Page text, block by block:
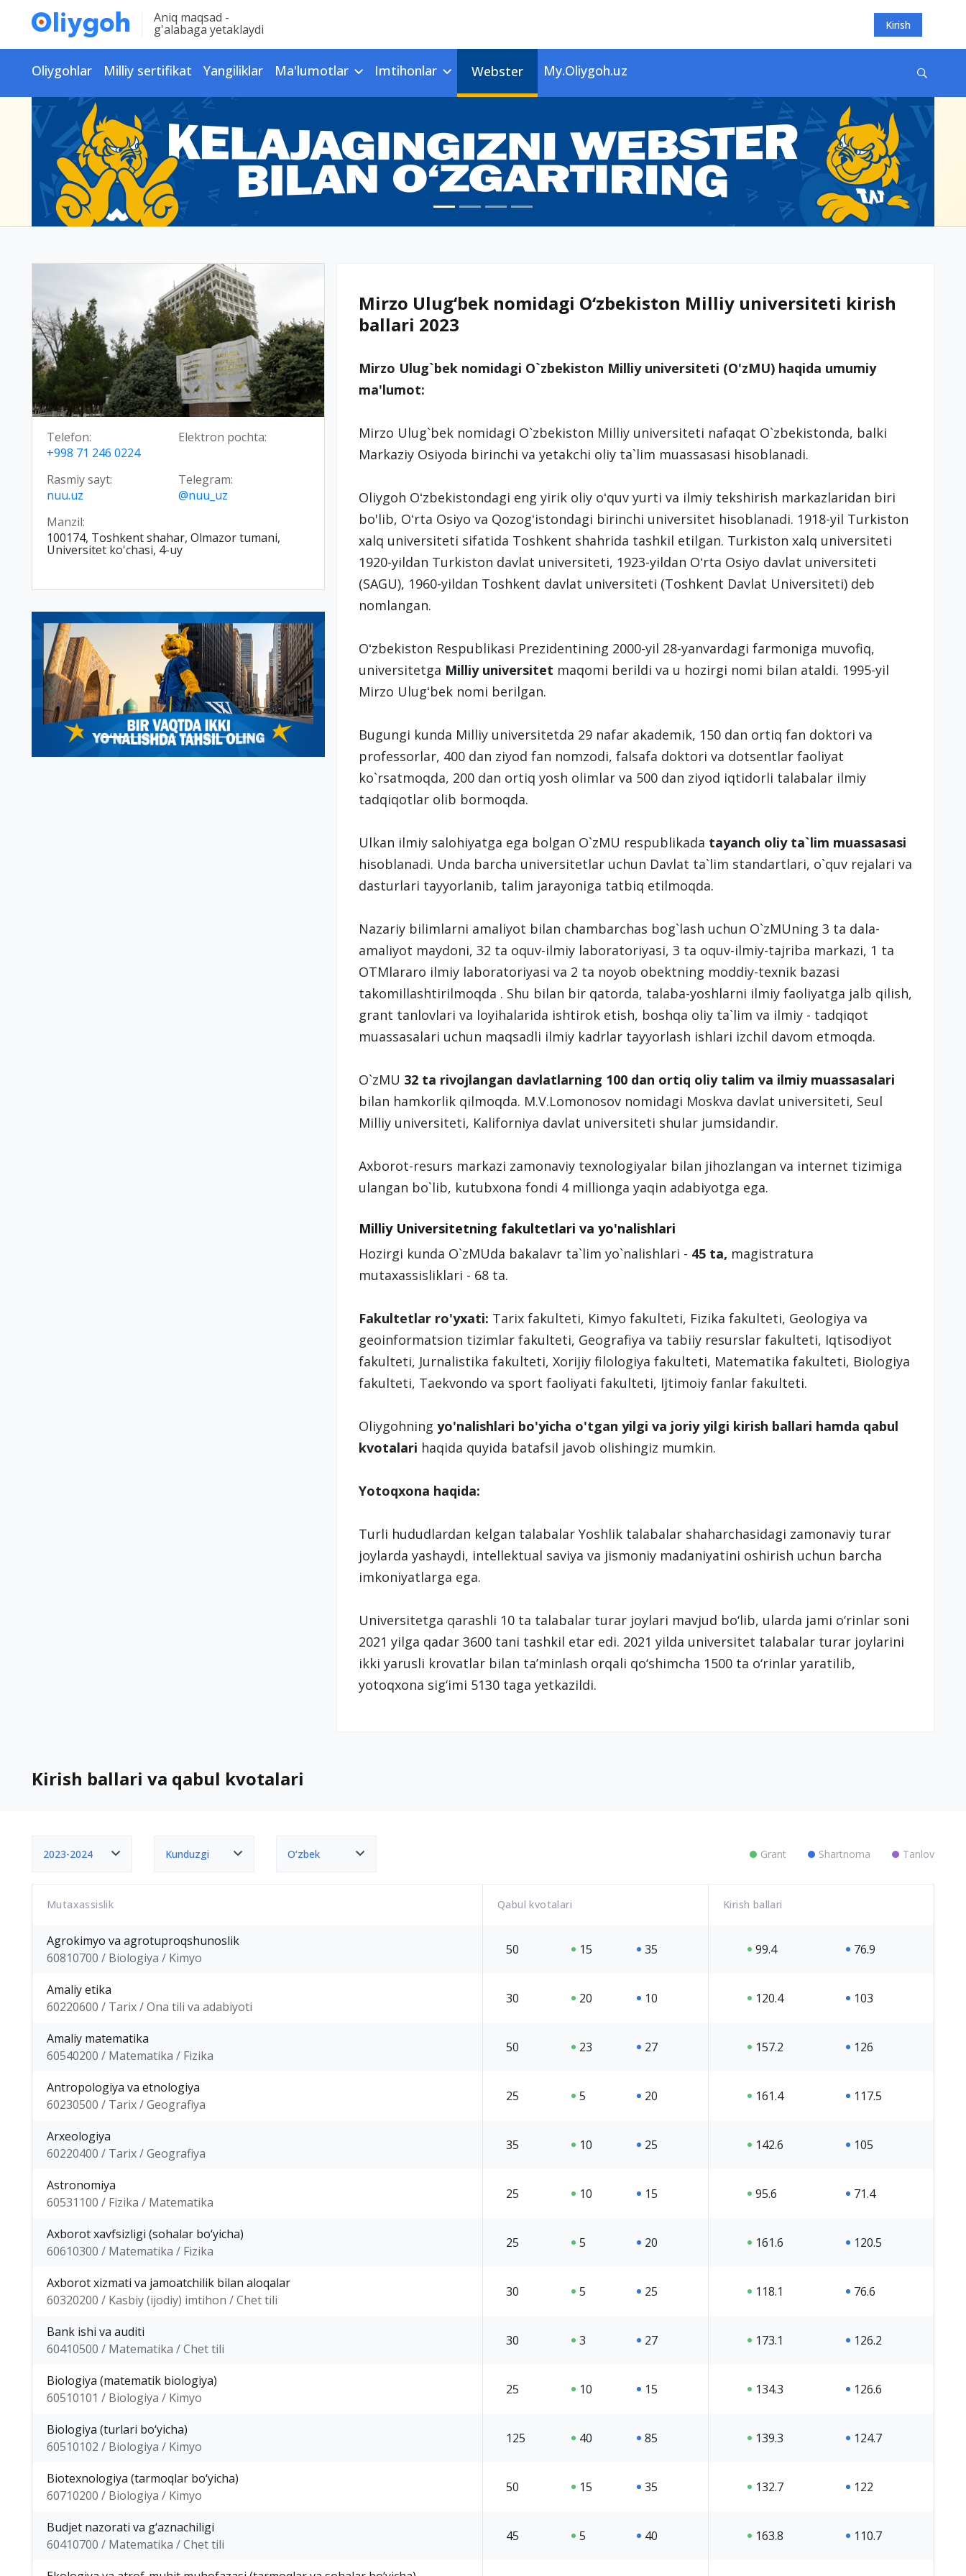
Aniq maqsad -
g'alabaga yetaklaydi Kirish
Oliygohlar Milliy sertifikat Yangiliklar Ma'lumotlar Imtihonlar Webster My.Oliygoh.uz
Telefon:
+998 71 246 0224
Elektron pochta:
Rasmiy sayt:
nuu.uz
Telegram:
@nuu_uz
Manzil:
100174, Toshkent shahar, Olmazor tumani,
Universitet ko'chasi, 4-uy
Mirzo Ulug‘bek nomidagi O‘zbekiston Milliy universiteti kirish
ballari 2023
Mirzo Ulug`bek nomidagi O`zbekiston Milliy universiteti (O'zMU) haqida umumiy
ma'lumot:
Mirzo Ulug`bek nomidagi O`zbekiston Milliy universiteti nafaqat O`zbekistonda, balki
Markaziy Osiyoda birinchi va yetakchi oliy ta`lim muassasasi hisoblanadi.
Oliygoh Oʻzbekistondagi eng yirik oliy oʻquv yurti va ilmiy tekshirish markazlaridan biri
bo'lib, Oʻrta Osiyo va Qozogʻistondagi birinchi universitet hisoblanadi. 1918-yil Turkiston
xalq universiteti sifatida Toshkent shahrida tashkil etilgan. Turkiston xalq universiteti
1920-yildan Turkiston davlat universiteti, 1923-yildan Oʻrta Osiyo davlat universiteti
(SAGU), 1960-yildan Toshkent davlat universiteti (Toshkent Davlat Universiteti) deb
nomlangan.
Oʻzbekiston Respublikasi Prezidentining 2000-yil 28-yanvardagi farmoniga muvofiq,
universitetga Milliy universitet maqomi berildi va u hozirgi nomi bilan ataldi. 1995-yil
Mirzo Ulugʻbek nomi berilgan.
Bugungi kunda Milliy universitetda 29 nafar akademik, 150 dan ortiq fan doktori va
professorlar, 400 dan ziyod fan nomzodi, falsafa doktori va dotsentlar faoliyat
ko`rsatmoqda, 200 dan ortiq yosh olimlar va 500 dan ziyod iqtidorli talabalar ilmiy
tadqiqotlar olib bormoqda.
Ulkan ilmiy salohiyatga ega bolgan O`zMU respublikada tayanch oliy ta`lim muassasasi
hisoblanadi. Unda barcha universitetlar uchun Davlat ta`lim standartlari, o`quv rejalari va
dasturlari tayyorlanib, talim jarayoniga tatbiq etilmoqda.
Nazariy bilimlarni amaliyot bilan chambarchas bog`lash uchun O`zMUning 3 ta dala-
amaliyot maydoni, 32 ta oquv-ilmiy laboratoriyasi, 3 ta oquv-ilmiy-tajriba markazi, 1 ta
OTMlararo ilmiy laboratoriyasi va 2 ta noyob obektning moddiy-texnik bazasi
takomillashtirilmoqda . Shu bilan bir qatorda, talaba-yoshlarni ilmiy faoliyatga jalb qilish,
grant tanlovlari va loyihalarida ishtirok etish, boshqa oliy ta`lim va ilmiy - tadqiqot
muassasalari uchun maqsadli ilmiy kadrlar tayyorlash ishlari izchil davom etmoqda.
O`zMU 32 ta rivojlangan davlatlarning 100 dan ortiq oliy talim va ilmiy muassasalari
bilan hamkorlik qilmoqda. M.V.Lomonosov nomidagi Moskva davlat universiteti, Seul
Milliy universiteti, Kaliforniya davlat universiteti shular jumsidandir.
Axborot-resurs markazi zamonaviy texnologiyalar bilan jihozlangan va internet tizimiga
ulangan bo`lib, kutubxona fondi 4 millionga yaqin adabiyotga ega.
Milliy Universitetning fakultetlari va yo'nalishlari
Hozirgi kunda O`zMUda bakalavr ta`lim yo`nalishlari - 45 ta, magistratura
mutaxassisliklari - 68 ta.
Fakultetlar ro'yxati: Tarix fakulteti, Kimyo fakulteti, Fizika fakulteti, Geologiya va
geoinformatsion tizimlar fakulteti, Geografiya va tabiiy resurslar fakulteti, Iqtisodiyot
fakulteti, Jurnalistika fakulteti, Xorijiy filologiya fakulteti, Matematika fakulteti, Biologiya
fakulteti, Taekvondo va sport faoliyati fakulteti, Ijtimoiy fanlar fakulteti.
Oliygohning yo'nalishlari bo'yicha o'tgan yilgi va joriy yilgi kirish ballari hamda qabul
kvotalari haqida quyida batafsil javob olishingiz mumkin.
Yotoqxona haqida:
Turli hududlardan kelgan talabalar Yoshlik talabalar shaharchasidagi zamonaviy turar
joylarda yashaydi, intellektual saviya va jismoniy madaniyatini oshirish uchun barcha
imkoniyatlarga ega.
Universitetga qarashli 10 ta talabalar turar joylari mavjud bo‘lib, ularda jami o‘rinlar soni
2021 yilga qadar 3600 tani tashkil etar edi. 2021 yilda universitet talabalar turar joylarini
ikki yarusli krovatlar bilan ta’minlash orqali qo‘shimcha 1500 ta o‘rinlar yaratilib,
yotoqxona sig‘imi 5130 taga yetkazildi.
Kirish ballari va qabul kvotalari
2023-2024 Kunduzgi O‘zbek Grant Shartnoma Tanlov
Mutaxassislik Qabul kvotalari Kirish ballari
Agrokimyo va agrotuproqshunoslik
60810700 / Biologiya / Kimyo
50 15 35 99.4 76.9
Amaliy etika
60220600 / Tarix / Ona tili va adabiyoti
30 20 10 120.4 103
Amaliy matematika
60540200 / Matematika / Fizika
50 23 27 157.2 126
Antropologiya va etnologiya
60230500 / Tarix / Geografiya
25 5 20 161.4 117.5
Arxeologiya
60220400 / Tarix / Geografiya
35 10 25 142.6 105
Astronomiya
60531100 / Fizika / Matematika
25 10 15 95.6 71.4
Axborot xavfsizligi (sohalar bo‘yicha)
60610300 / Matematika / Fizika
25 5 20 161.6 120.5
Axborot xizmati va jamoatchilik bilan aloqalar
60320200 / Kasbiy (ijodiy) imtihon / Chet tili
30 5 25 118.1 76.6
Bank ishi va auditi
60410500 / Matematika / Chet tili
30 3 27 173.1 126.2
Biologiya (matematik biologiya)
60510101 / Biologiya / Kimyo
25 10 15 134.3 126.6
Biologiya (turlari bo‘yicha)
60510102 / Biologiya / Kimyo
125 40 85 139.3 124.7
Biotexnologiya (tarmoqlar bo‘yicha)
60710200 / Biologiya / Kimyo
50 15 35 132.7 122
Budjet nazorati va g‘aznachiligi
60410700 / Matematika / Chet tili
45 5 40 163.8 110.7